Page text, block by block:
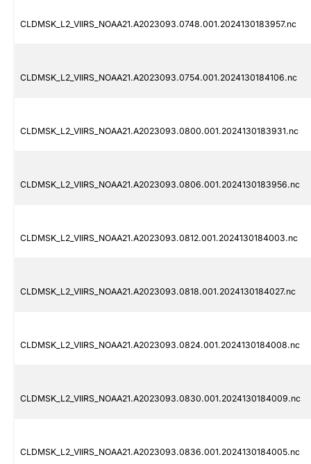
CLDMSK_L2_VIIRS_NOAA21.A2023093.0748.001.2024130183957.nc
CLDMSK_L2_VIIRS_NOAA21.A2023093.0754.001.2024130184106.nc
CLDMSK_L2_VIIRS_NOAA21.A2023093.0800.001.2024130183931.nc
CLDMSK_L2_VIIRS_NOAA21.A2023093.0806.001.2024130183956.nc
CLDMSK_L2_VIIRS_NOAA21.A2023093.0812.001.2024130184003.nc
CLDMSK_L2_VIIRS_NOAA21.A2023093.0818.001.2024130184027.nc
CLDMSK_L2_VIIRS_NOAA21.A2023093.0824.001.2024130184008.nc
CLDMSK_L2_VIIRS_NOAA21.A2023093.0830.001.2024130184009.nc
CLDMSK_L2_VIIRS_NOAA21.A2023093.0836.001.2024130184005.nc